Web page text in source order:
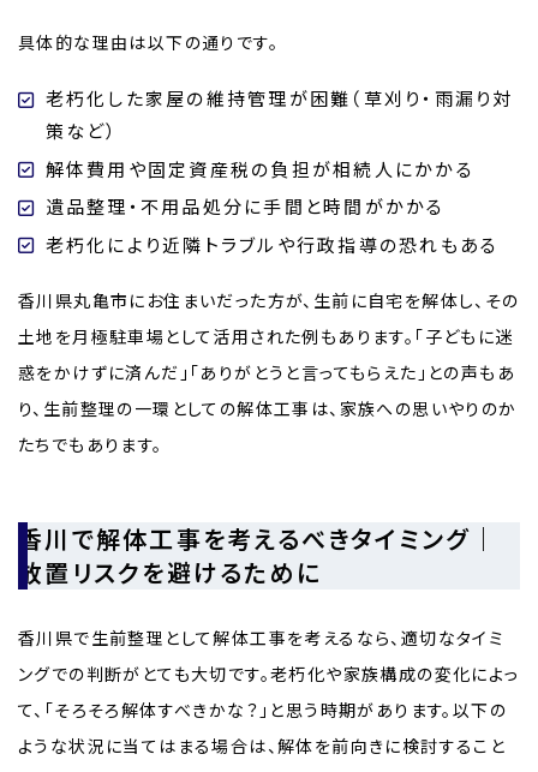
具体的な理由は以下の通りです。
老朽化した家屋の維持管理が困難（草刈り・雨漏り対
策など）
解体費用や固定資産税の負担が相続人にかかる
遺品整理・不用品処分に手間と時間がかかる
老朽化により近隣トラブルや行政指導の恐れもある
香川県丸亀市にお住まいだった方が、生前に自宅を解体し、その
土地を月極駐車場として活用された例もあります。「子どもに迷
惑をかけずに済んだ」「ありがとうと言ってもらえた」との声もあ
り、生前整理の一環としての解体工事は、家族への思いやりのか
たちでもあります。
香川で解体工事を考えるべきタイミング｜
放置リスクを避けるために
香川県で生前整理として解体工事を考えるなら、適切なタイミ
ングでの判断がとても大切です。老朽化や家族構成の変化によっ
て、「そろそろ解体すべきかな？」と思う時期があります。以下の
ような状況に当てはまる場合は、解体を前向きに検討すること